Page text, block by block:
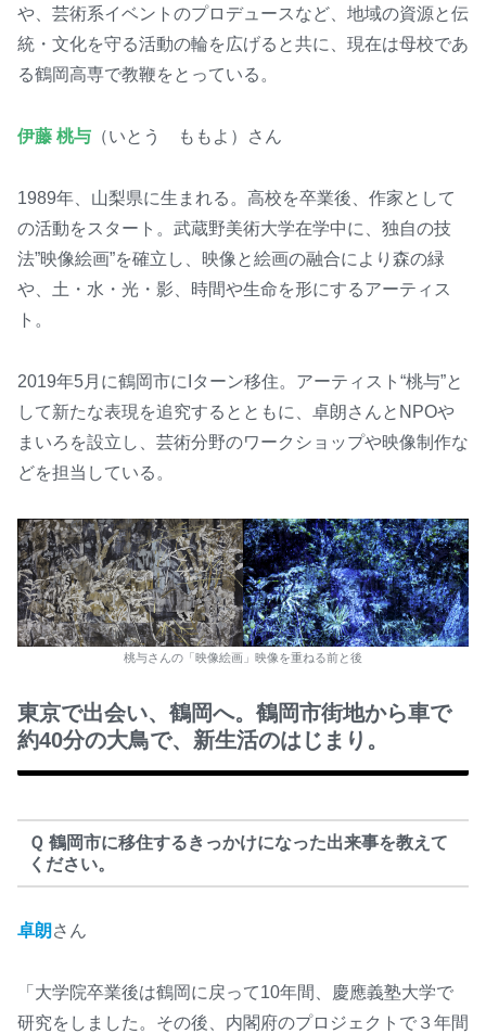
や、芸術系イベントのプロデュースなど、地域の資源と伝
統・文化を守る活動の輪を広げると共に、現在は母校であ
る鶴岡高専で教鞭をとっている。
伊藤 桃与 （いとう ももよ）さん
1989年、山梨県に生まれる。高校を卒業後、作家として
の活動をスタート。武蔵野美術大学在学中に、独自の技
法”映像絵画”を確立し、映像と絵画の融合により森の緑
や、土・水・光・影、時間や生命を形にするアーティス
ト。
2019年5月に鶴岡市にIターン移住。アーティスト“桃与”と
して新たな表現を追究するとともに、卓朗さんとNPOや
まいろを設立し、芸術分野のワークショップや映像制作な
どを担当している。
桃与さんの「映像絵画」映像を重ねる前と後
東京で出会い、鶴岡へ。鶴岡市街地から車で
約40分の大鳥で、新生活のはじまり。
Ｑ 鶴岡市に移住するきっかけになった出来事を教えて
ください。
卓朗 さん
「大学院卒業後は鶴岡に戻って10年間、慶應義塾大学で
研究をしました。その後、内閣府のプロジェクトで３年間